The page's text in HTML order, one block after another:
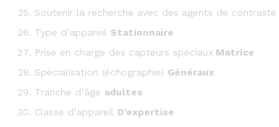
Soutenir la recherche avec des agents de contraste
Type d’appareil Stationnaire
Prise en charge des capteurs spéciaux Matrice
Spécialisation (échographie) Généraux
Tranche d’âge adultes
Classe d’appareil D’expertise